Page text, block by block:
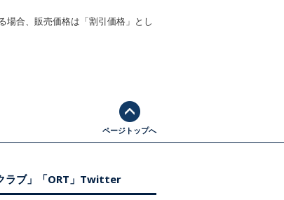
場合、販売価格は「割引価格」とし
ページトップへ
ラブ」「ORT」Twitter